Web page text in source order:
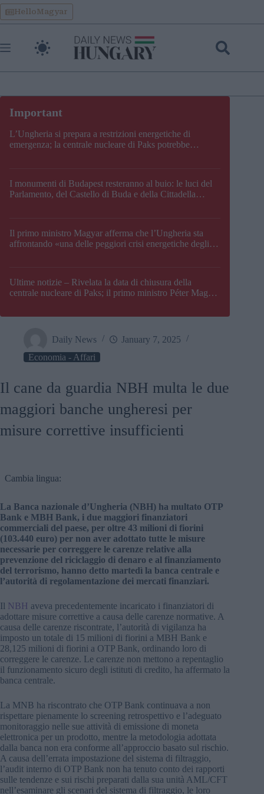
Skip
to
content
HelloMagyar
L’Ungheria si prepara a restrizioni energetiche di
emergenza; la centrale nucleare di Paks potrebbe
I monumenti di Budapest resteranno al buio: le luci del
Parlamento, del Castello di Buda e della Cittadella
Il primo ministro Magyar afferma che l’Ungheria sta
affrontando «una delle peggiori crisi energetiche degli
Ultime notizie – Rivelata la data di chiusura della
centrale nucleare di Paks; il primo ministro Péter Magyar
Daily News
January 7, 2025
Economia - Affari
Il cane da guardia NBH multa le due
maggiori banche ungheresi per
misure correttive insufficienti
Cambia lingua:
La Banca nazionale d’Ungheria (NBH) ha multato OTP
Bank e MBH Bank, i due maggiori finanziatori
commerciali del paese, per oltre 43 milioni di fiorini
(103.440 euro) per non aver adottato tutte le misure
necessarie per correggere le carenze relative alla
prevenzione del riciclaggio di denaro e al finanziamento
del terrorismo, hanno detto martedì la banca centrale e
l’autorità di regolamentazione dei mercati finanziari.
Il NBH aveva precedentemente incaricato i finanziatori di
adottare misure correttive a causa delle carenze normative. A
causa delle carenze riscontrate, l’autorità di vigilanza ha
imposto un totale di 15 milioni di fiorini a MBH Bank e
28,125 milioni di fiorini a OTP Bank, ordinando loro di
correggere le carenze. Le carenze non mettono a repentaglio
il funzionamento sicuro degli istituti di credito, ha affermato la
banca centrale.
La MNB ha riscontrato che OTP Bank continuava a non
rispettare pienamente lo screening retrospettivo e l’adeguato
monitoraggio nelle sue attività di emissione di moneta
elettronica per un prodotto, mentre la metodologia adottata
dalla banca non era conforme all’approccio basato sul rischio.
A causa dell’errata impostazione del sistema di filtraggio,
l’audit interno di OTP Bank non ha tenuto conto dei rapporti
sulle tendenze e sui rischi preparati dalla sua unità AML/CFT
nell’esaminare gli scenari del sistema di filtraggio, le loro